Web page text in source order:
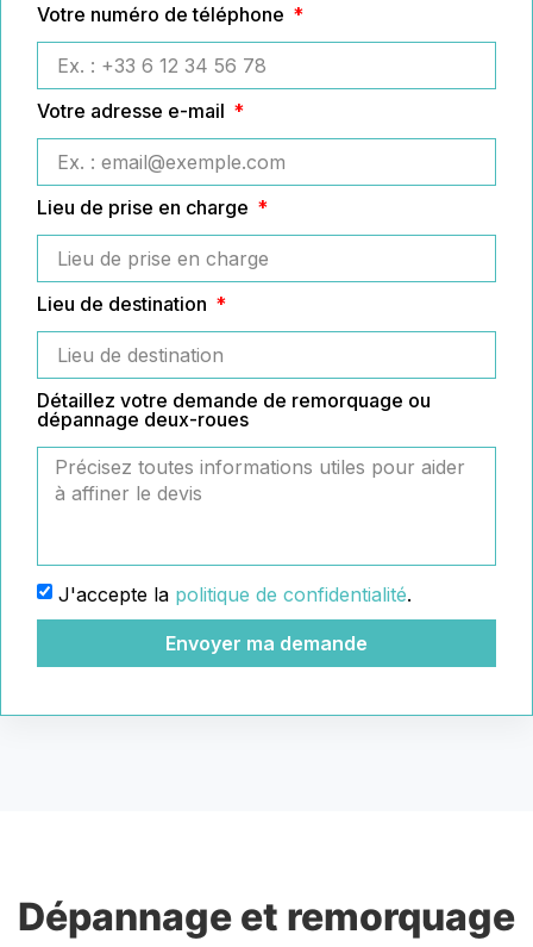
Votre numéro de téléphone
Votre adresse e-mail
Lieu de prise en charge
Lieu de destination
Détaillez votre demande de remorquage ou
dépannage deux-roues
J'accepte la politique de confidentialité.
Envoyer ma demande
Dépannage et remorquage